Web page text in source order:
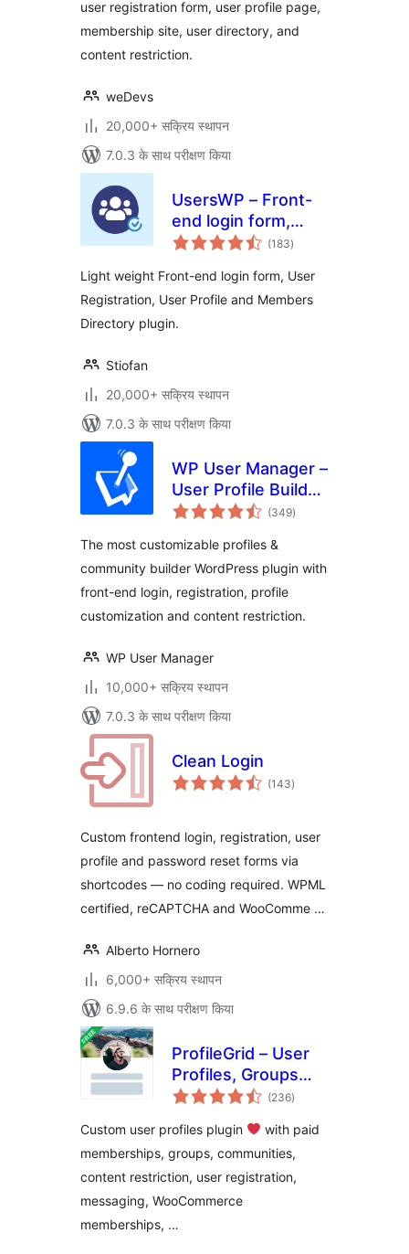
Membership & User
Registration
user registration form, user profile page,
membership site, user directory, and
content restriction.
weDevs
20,000+ सक्रिय स्थापन
7.0.3 के साथ परीक्षण किया
UsersWP – Front-
end login form,
User Registration,
Members Directory
plugin for WP
(183कुल
दर)
Light weight Front-end login form, User
Registration, User Profile and Members
Directory plugin.
Stiofan
20,000+ सक्रिय स्थापन
7.0.3 के साथ परीक्षण किया
WP User Manager –
User Profile Builder
& Membership
(349कुल
दर)
The most customizable profiles &
community builder WordPress plugin with
front-end login, registration, profile
customization and content restriction.
WP User Manager
10,000+ सक्रिय स्थापन
7.0.3 के साथ परीक्षण किया
Clean Login
(143कुल
दर)
Custom frontend login, registration, user
profile and password reset forms via
shortcodes — no coding required. WPML
certified, reCAPTCHA and WooComme …
Alberto Hornero
6,000+ सक्रिय स्थापन
6.9.6 के साथ परीक्षण किया
ProfileGrid – User
Profiles, Groups
and Communities
(236कुल
दर)
Custom user profiles plugin
with paid
memberships, groups, communities,
content restriction, user registration,
messaging, WooCommerce
memberships, …